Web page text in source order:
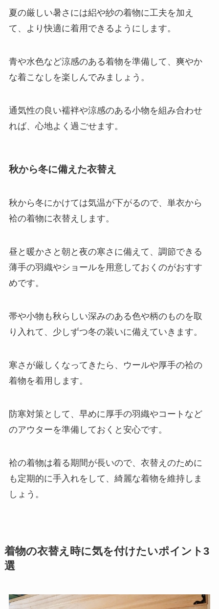
夏の厳しい暑さには絽や紗の着物に工夫を加え
て、より快適に着用できるようにします。
青や水色など涼感のある着物を準備して、爽やか
な着こなしを楽しんでみましょう。
通気性の良い襦袢や涼感のある小物を組み合わせ
れば、心地よく過ごせます。
秋から冬に備えた衣替え
秋から冬にかけては気温が下がるので、単衣から
袷の着物に衣替えします。
昼と暖かさと朝と夜の寒さに備えて、調節できる
薄手の羽織やショールを用意しておくのがおすす
めです。
帯や小物も秋らしい深みのある色や柄のものを取
り入れて、少しずつ冬の装いに備えていきます。
寒さが厳しくなってきたら、ウールや厚手の袷の
着物を着用します。
防寒対策として、早めに厚手の羽織やコートなど
のアウターを準備しておくと安心です。
袷の着物は着る期間が長いので、衣替えのために
も定期的に手入れをして、綺麗な着物を維持しま
しょう。
着物の衣替え時に気を付けたいポイント3
選